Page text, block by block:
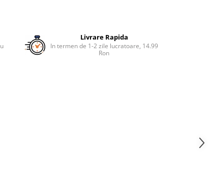
Livrare Rapida
In termen de 1-2 zile lucratoare, 14.99
Ron